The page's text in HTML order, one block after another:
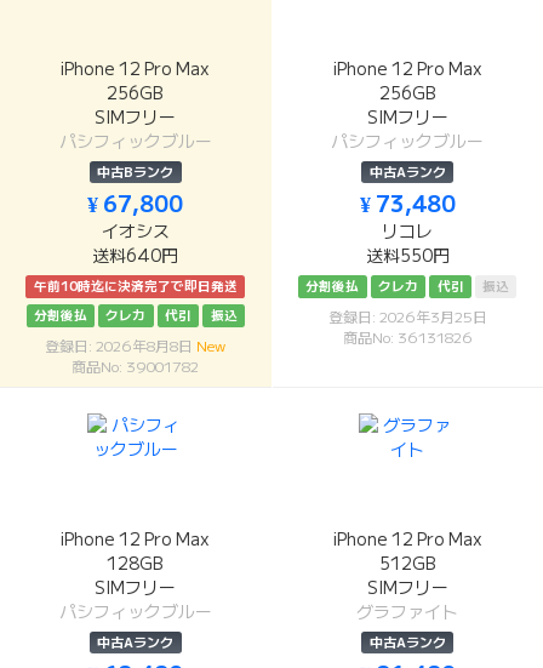
iPhone 12 Pro Max
256GB
SIMフリー
パシフィックブルー
中古Bランク
¥ 67,800
イオシス
送料640円
午前10時迄に決済完了で即日発送
分割後払
クレカ 代引 振込
登録日: 2026年8月8日 New
商品No: 39001782
iPhone 12 Pro Max
256GB
SIMフリー
パシフィックブルー
中古Aランク
¥ 73,480
リコレ
送料550円
分割後払 クレカ 代引 振込
登録日: 2026年3月25日
商品No: 36131826
iPhone 12 Pro Max
128GB
SIMフリー
パシフィックブルー
中古Aランク
iPhone 12 Pro Max
512GB
SIMフリー
グラファイト
中古Aランク